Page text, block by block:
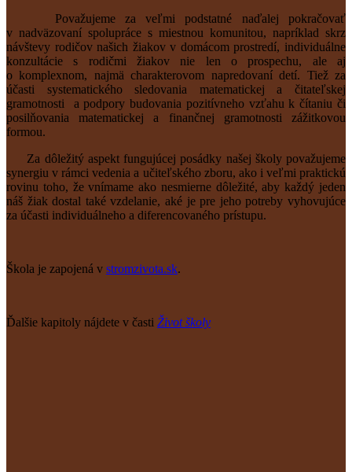
Považujeme za veľmi podstatné naďalej pokračovať
v nadväzovaní spolupráce s miestnou komunitou, napríklad skrz
návštevy rodičov našich žiakov v domácom prostredí, individuálne
konzultácie s rodičmi žiakov nie len o prospechu, ale aj
o komplexnom, najmä charakterovom napredovaní detí. Tiež za
účasti systematického sledovania matematickej a čitateľskej
gramotnosti a podpory budovania pozitívneho vzťahu k čítaniu či
posilňovania matematickej a finančnej gramotnosti zážitkovou
formou.
Za dôležitý aspekt fungujúcej posádky našej školy považujeme
synergiu v rámci vedenia a učiteľského zboru, ako i veľmi praktickú
rovinu toho, že vnímame ako nesmierne dôležité, aby každý jeden
náš žiak dostal také vzdelanie, aké je pre jeho potreby vyhovujúce
za účasti individuálneho a diferencovaného prístupu.
Škola je zapojená v stromzivota.sk.
Ďalšie kapitoly nájdete v časti Život školy